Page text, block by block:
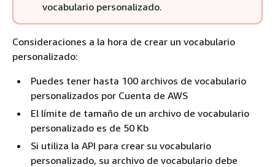
vocabulario personalizado.
Consideraciones a la hora de crear un vocabulario
personalizado:
Puedes tener hasta 100 archivos de vocabulario
personalizados por Cuenta de AWS
El límite de tamaño de un archivo de vocabulario
personalizado es de 50 Kb
Si utiliza la API para crear su vocabulario
personalizado, su archivo de vocabulario debe